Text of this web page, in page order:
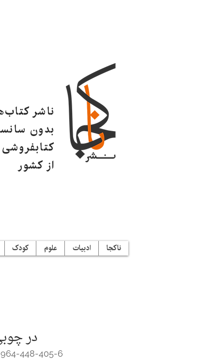
ناشر
بدون
از کشور
ناکجا ادبیات علوم کودک
در
448-405-6